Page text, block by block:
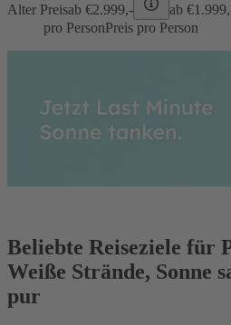
Alter Preisab €2.999,- ab €
pro PersonPreis pro Person
Beliebte Reiseziele für
Weiße Strände, Sonne
pur